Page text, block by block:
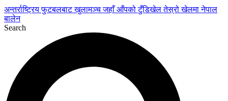
अन्तर्राष्ट्रिय फुटबलबाट खुलामञ्च जहाँ आँपको टुँडिखेल तेस्रो खेलमा नेपाल
बालेन
Search